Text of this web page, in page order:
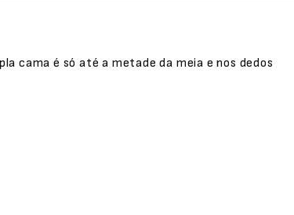
cama é só até a metade da meia e nos dedos